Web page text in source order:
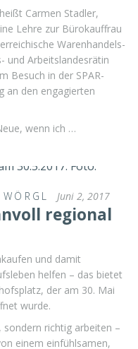
Carmen Stadler,
Lehre zur Bürokauffrau
Warenhandels-
und Arbeitslandesrätin
Besuch in der SPAR-
an den engagierten
wenn ich …
WÖRGL Juni 2, 2017
regional
und damit
helfen – das bietet
der am 30. Mai
wurde.
richtig arbeiten –
einem einfühlsamen,